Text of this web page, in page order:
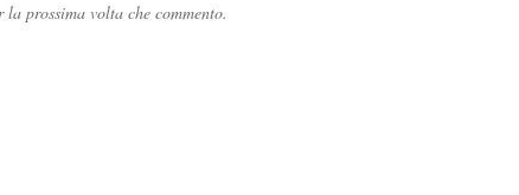
prossima volta che commento.